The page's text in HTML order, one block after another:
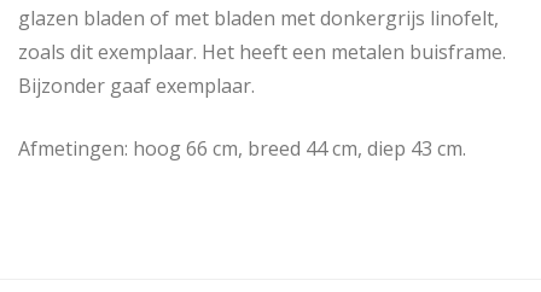
glazen bladen of met bladen met donkergrijs linofelt,
zoals dit exemplaar. Het heeft een metalen buisframe.
Bijzonder gaaf exemplaar.
Afmetingen: hoog 66 cm, breed 44 cm, diep 43 cm.